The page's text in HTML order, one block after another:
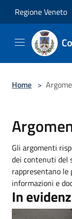
Regione Veneto
Home >
Gli argomenti
dei contenuti del
rappresentano
informazioni e
In